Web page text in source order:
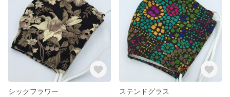
シックフラワー
ステンドグラス